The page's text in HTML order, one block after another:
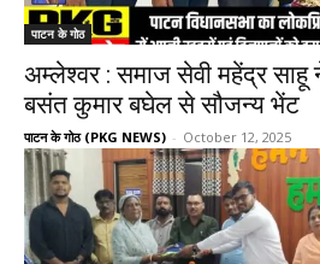
पाटन के गोठ
अम्लेश्वर : समाज सेवी महेंद्र साहू
बसंत कुमार बघेल से सौजन्य भेंट
पाटन के गोठ (PKG NEWS) - October 12, 2025